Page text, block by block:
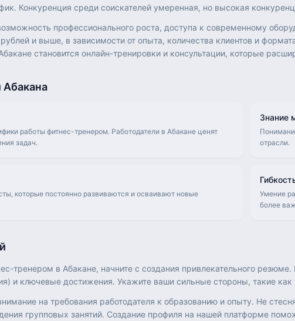
Конкуренция среди соискателей умеренная, но высокая
профессионального роста, доступа к современному
и выше, в зависимости от опыта, количества клиентов и
становится онлайн-тренировки и консультации, которые
Абакана
работы фитнес-тренером. Работодатели в Абакане ценят
задач.
Знание
отрасли.
которые постоянно развиваются и осваивают новые
Умение
более
тренером в Абакане, начните с создания привлекательного
и ключевые достижения. Укажите ваши сильные стороны, такие
на требования работодателя к образованию и опыту. Не
групповых занятий. Создание профиля на нашей платформе